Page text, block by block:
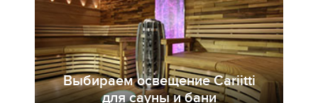
Выбираем освещение Cariitti
для сауны и бани